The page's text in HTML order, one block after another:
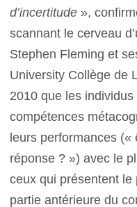
d’incertitude »,
scannant le cerveau
Stephen Fleming et
University Collège de
2010 que les
compétences
leurs performances
réponse ? ») avec le
ceux qui présentent
partie antérieure du